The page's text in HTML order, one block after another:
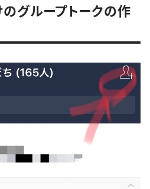
グループトークの作